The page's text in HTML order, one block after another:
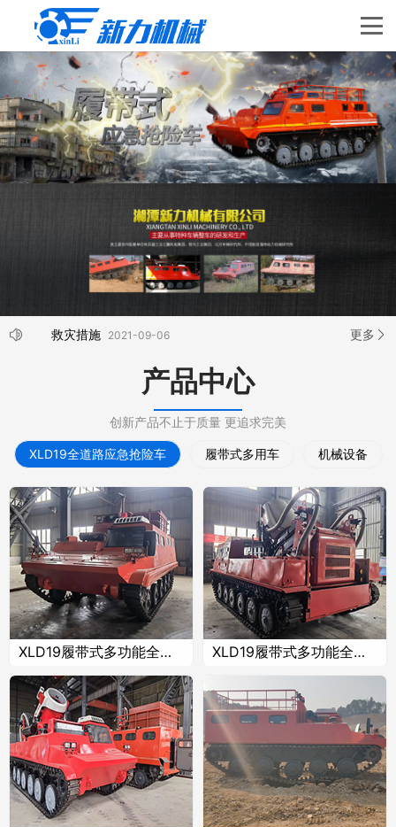
救灾措施 2021-09-06 更多
产品中心
创新产品不止于质量 更追求完美
XLD19全道路应急抢险车 履带式多用车 机械设备
XLD19履带式多功能全道路应急抢险车 XLD19履带式多功能全道路应急抢险车